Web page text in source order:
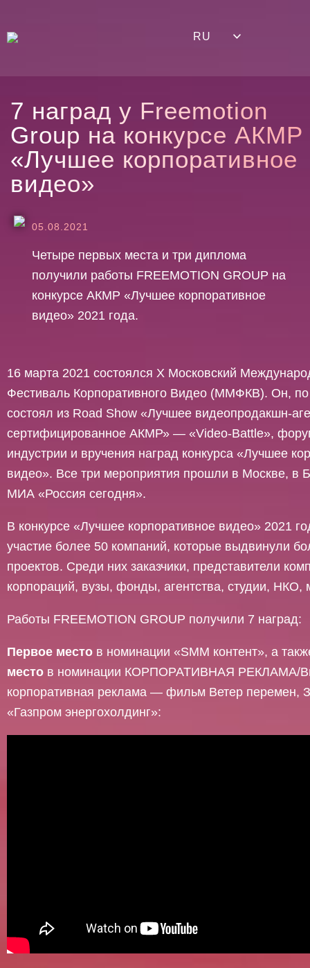
RU
7 наград у Freemotion
Group на конкурсе АКМР
«Лучшее корпоративное
видео»
05.08.2021
Четыре первых места и три диплома
получили работы FREEMOTION GROUP на
конкурсе АКМР «Лучшее корпоративное
видео» 2021 года.
16 марта 2021 состоялся Х Московский
Фестиваль Корпоративного Видео (ММФКВ). Он, по
состоял из Road Show «Лучшее видеопродакшн-
сертифицированное АКМР» — «Video-Battle»,
индустрии и вручения наград конкурса «Лучшее
видео». Все три мероприятия прошли в Москве, в
МИА «Россия сегодня».
В конкурсе «Лучшее корпоративное видео» 2021
участие более 50 компаний, которые выдвинули
проектов. Среди них заказчики, представители
корпораций, вузы, фонды, агентства, студии, НКО,
Работы FREEMOTION GROUP получили 7 наград:
Первое место в номинации «SMM контент», а
место в номинации КОРПОРАТИВНАЯ РЕКЛАМА/
корпоративная реклама — фильм Ветер перемен,
«Газпром энергохолдинг»: